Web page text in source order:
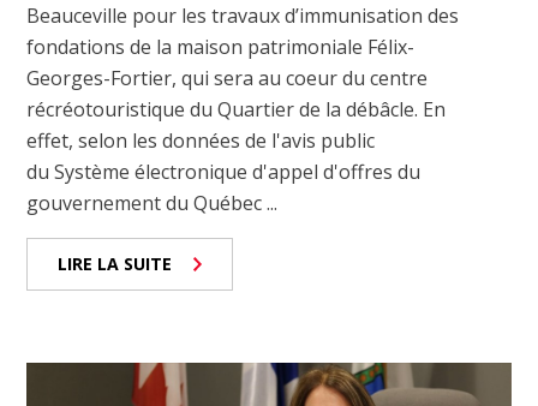
Beauceville pour les travaux d’immunisation des
fondations de la maison patrimoniale Félix-
Georges-Fortier, qui sera au coeur du centre
récréotouristique du Quartier de la débâcle. En
effet, selon les données de l'avis public
du Système électronique d'appel d'offres du
gouvernement du Québec ...
LIRE LA SUITE